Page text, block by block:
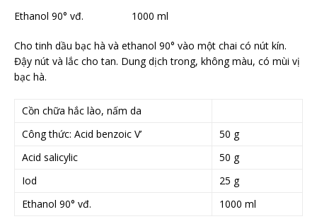
Ethanol 90° vđ. 1000 ml
Cho tinh dầu bạc hà và ethanol 90° vào một chai có nút kín.
Đậy nút và lắc cho tan. Dung dịch trong, không màu, có mùi vị
bạc hà.
Cồn chữa hắc lào, nấm da
Công thức: Acid benzoic V’
50 g
Acid salicylic
50 g
Iod
25 g
Ethanol 90° vđ.
1000 ml